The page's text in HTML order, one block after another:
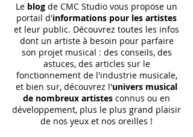
Le blog de CMC Studio vous propose un
portail d'informations pour les artistes
et leur public. Découvrez toutes les infos
dont un artiste à besoin pour parfaire
son projet musical : des conseils, des
astuces, des articles sur le
fonctionnement de l'industrie musicale,
et bien sur, découvrez l'univers musical
de nombreux artistes connus ou en
développement, plus le plus grand plaisir
de nos yeux et nos oreilles !